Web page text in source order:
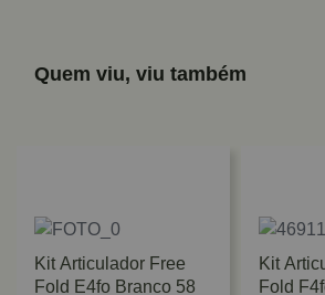
Quem viu, viu também
Kit Articulador Free
Fold E4fo Branco 58
Kit
Fold